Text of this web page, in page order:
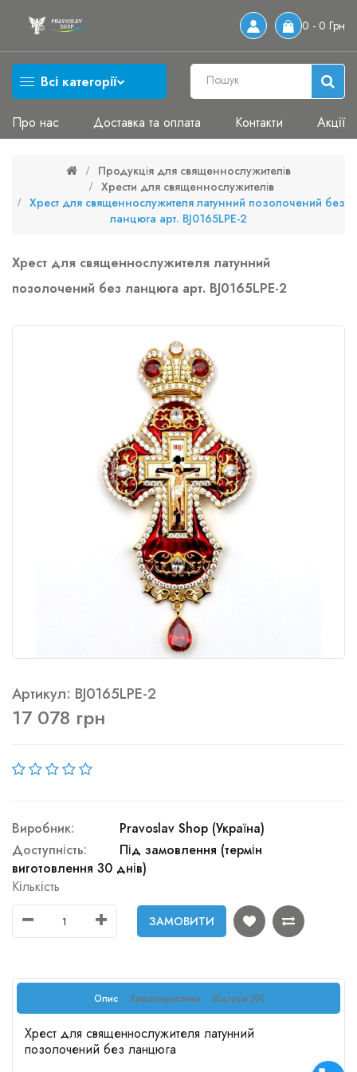
0 - 0 Грн
Всі категорії
Про нас Доставка та оплата Контакти Акції
Продукція для священнослужителів
Хрести для священнослужителів
Хрест для священнослужителя латунний позолочений без
ланцюга арт. BJ0165LPE-2
Хрест для священнослужителя латунний
позолочений без ланцюга арт. BJ0165LPE-2
Артикул: BJ0165LPE-2
17 078 грн
Виробник:
Pravoslav Shop (Україна)
Доступність:
Під замовлення (термін
виготовлення 30 днів)
Кількість
ЗАМОВИТИ
Опис Характеристики Відгуків (0)
Хрест для священнослужителя латунний
позолочений без ланцюга